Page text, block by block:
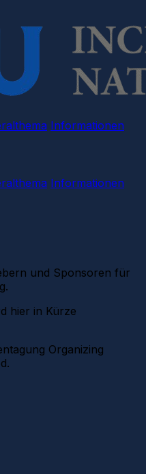
Informationen
Informationen
und Sponsoren für
hier in Kürze
Organizing